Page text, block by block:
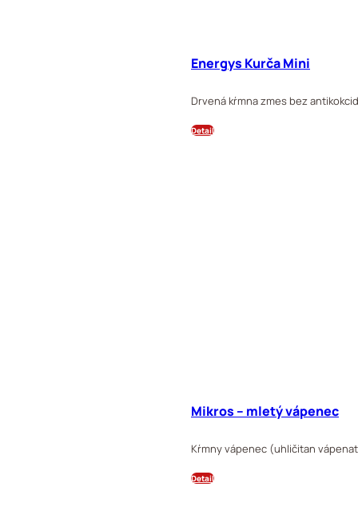
Energys Kurča Mini
Drvená kŕmna zmes bez
Detail
Mikros – mletý vápenec
Kŕmny vápenec (uhličitan
Detail